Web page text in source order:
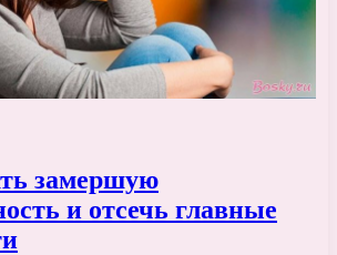
замершую
и отсечь главные